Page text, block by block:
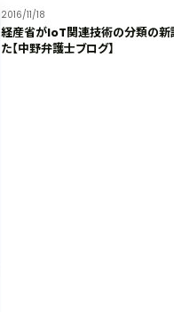
2016/11/18
経産省がIoT関連技術の分類の新
た【中野弁護士ブログ】